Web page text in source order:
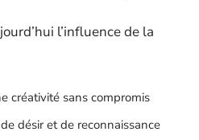
l’influence de la
créativité sans compromis
désir et de reconnaissance